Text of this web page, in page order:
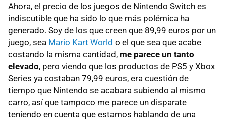
Ahora, el precio de los juegos de Nintendo Switch es
indiscutible que ha sido lo que más polémica ha
generado. Soy de los que creen que 89,99 euros por un
juego, sea Mario Kart World o el que sea que acabe
costando la misma cantidad, me parece un tanto
elevado, pero viendo que los productos de PS5 y Xbox
Series ya costaban 79,99 euros, era cuestión de
tiempo que Nintendo se acabara subiendo al mismo
carro, así que tampoco me parece un disparate
teniendo en cuenta que estamos hablando de una